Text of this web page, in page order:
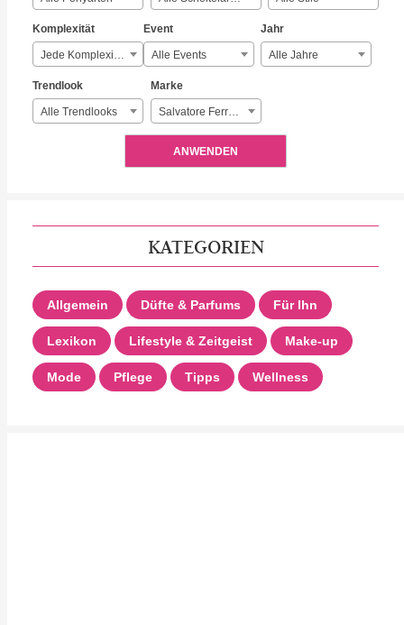
Komplexität
Jede Komplexität
Event
Alle Events
Jahr
Alle Jahre
Trendlook
Alle Trendlooks
Marke
Salvatore Ferragamo
ANWENDEN
KATEGORIEN
Allgemein Düfte & Parfums Für Ihn
Lexikon Lifestyle & Zeitgeist Make-up
Mode Pflege Tipps Wellness